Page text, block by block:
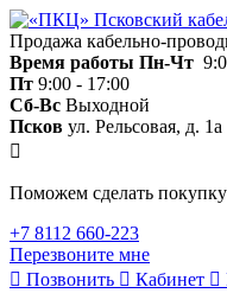
Продажа кабельно-
Время работы Пн-Чт
Пт 9:00 - 17:00
Сб-Вс Выходной
Псков ул. Рельсовая, д. 1а
Поможем сделать покупку
+7 8112 660-223
Перезвоните мне
Позвонить
Кабинет